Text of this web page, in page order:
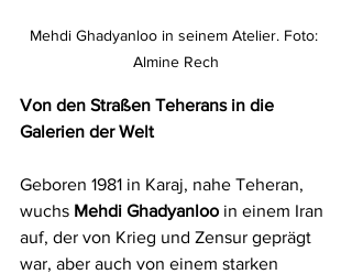
Mehdi Ghadyanloo in seinem Atelier. Foto:
Almine Rech
Von den Straßen Teherans in die
Galerien der Welt
Geboren 1981 in Karaj, nahe Teheran,
wuchs Mehdi Ghadyanloo in einem Iran
auf, der von Krieg und Zensur geprägt
war, aber auch von einem starken